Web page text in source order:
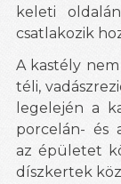
keleti
csatlakozik
A kastély
téli,
legelején a
porcelán- és
az épületet
díszkertek